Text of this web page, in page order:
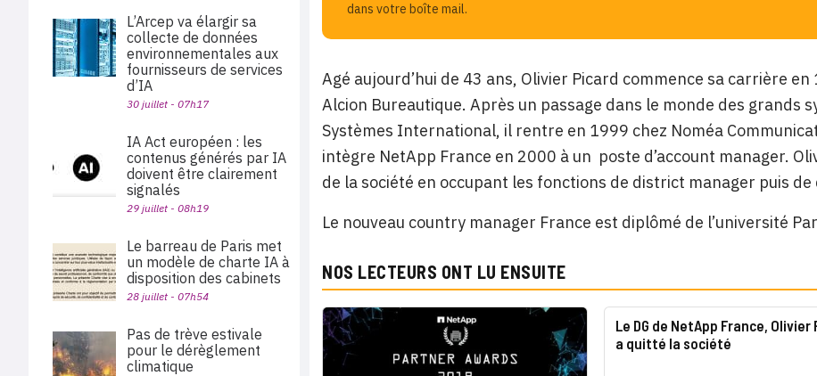
dans votre boîte mail.
Agé aujourd’hui de 43 ans, Olivier Picard commence sa carrière
Alcion Bureautique. Après un passage dans le monde des grands
Systèmes International, il rentre en 1999 chez Noméa
intègre NetApp France en 2000 à un poste d’account manager.
de la société en occupant les fonctions de district manager puis
Le nouveau country manager France est diplômé de l’université
NOS LECTEURS ONT LU ENSUITE
Le DG de NetApp France, Olivier
a quitté la société
L’Arcep va élargir sa
collecte de données
environnementales aux
fournisseurs de services
d’IA
30 juillet - 07h17
IA Act européen : les
contenus générés par IA
doivent être clairement
signalés
29 juillet - 08h19
Le barreau de Paris met
un modèle de charte IA à
disposition des cabinets
28 juillet - 07h54
Pas de trève estivale
pour le dérèglement
climatique